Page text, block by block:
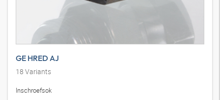
GE HRED AJ
18 Variants
Inschroefsok